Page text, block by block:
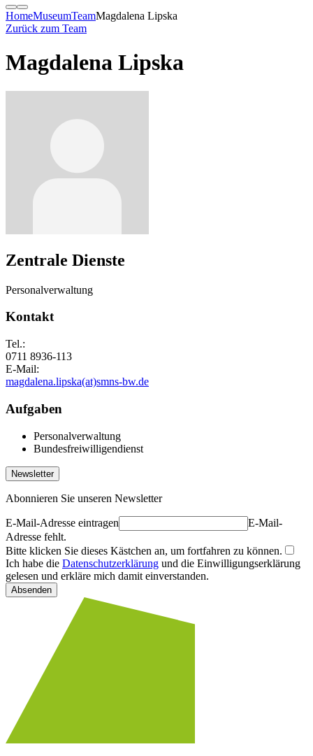
HomeMuseumTeamMagdalena Lipska
Zurück zum Team
Magdalena Lipska
Zentrale Dienste
Personalverwaltung
Kontakt
Tel.:
0711 8936-113
E-Mail:
magdalena.lipska(at)smns-bw.de
Aufgaben
Personalverwaltung
Bundesfreiwilligendienst
Newsletter
Abonnieren Sie unseren Newsletter
E-Mail-Adresse eintragen
E-Mail-
Adresse fehlt.
Bitte klicken Sie dieses Kästchen an, um fortfahren zu können.
Ich habe die Datenschutzerklärung und die Einwilligungserklärung
gelesen und erkläre mich damit einverstanden.
Absenden